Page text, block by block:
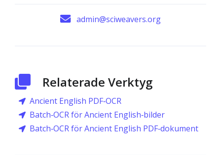
admin@sciweavers.org
Relaterade Verktyg
Ancient English PDF‑OCR
Batch‑OCR för Ancient English‑bilder
Batch‑OCR för Ancient English PDF‑dokument